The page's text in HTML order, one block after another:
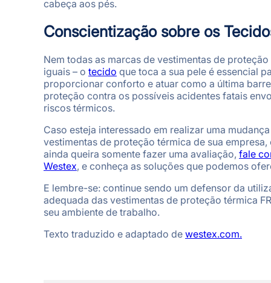
cabeça aos pés.
Conscientização sobre os
Nem todas as marcas de vestimentas de proteção
iguais – o tecido que toca a sua pele é essencial
proporcionar conforto e atuar como a última
proteção contra os possíveis acidentes fatais
riscos térmicos.
Caso esteja interessado em realizar uma
vestimentas de proteção térmica de sua empresa,
ainda queira somente fazer uma avaliação, fale
Westex, e conheça as soluções que podemos
E lembre-se: continue sendo um defensor da
adequada das vestimentas de proteção térmica
seu ambiente de trabalho.
Texto traduzido e adaptado de westex.com.